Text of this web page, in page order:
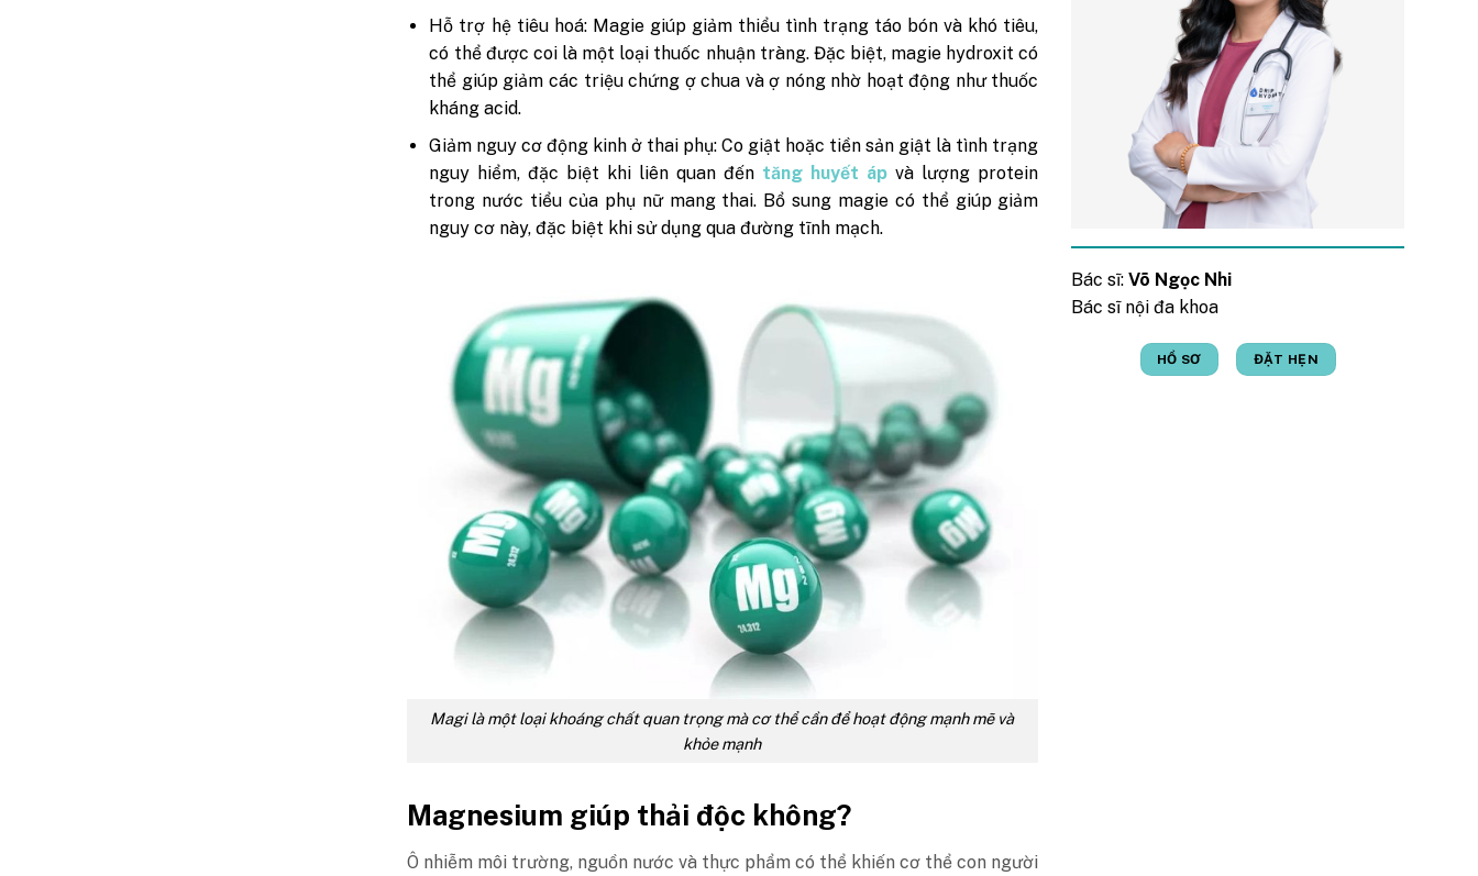
Hỗ trợ hệ tiêu hoá: Magie giúp giảm thiểu tình trạng táo bón và khó tiêu,
có thể được coi là một loại thuốc nhuận tràng. Đặc biệt, magie hydroxit có
thể giúp giảm các triệu chứng ợ chua và ợ nóng nhờ hoạt động như thuốc
kháng acid.
Giảm nguy cơ động kinh ở thai phụ: Co giật hoặc tiền sản giật là tình trạng
nguy hiểm, đặc biệt khi liên quan đến tăng huyết áp và lượng protein
trong nước tiểu của phụ nữ mang thai. Bổ sung magie có thể giúp giảm
nguy cơ này, đặc biệt khi sử dụng qua đường tĩnh mạch.
Magi là một loại khoáng chất quan trọng mà cơ thể cần để hoạt động mạnh mẽ và
khỏe mạnh
Magnesium giúp thải độc không?
Ô nhiễm môi trường, nguồn nước và thực phẩm có thể khiến cơ thể con người
Bác sĩ:Võ Ngọc Nhi
Bác sĩ nội đa khoa
HỒ SƠ ĐẶT HẸN